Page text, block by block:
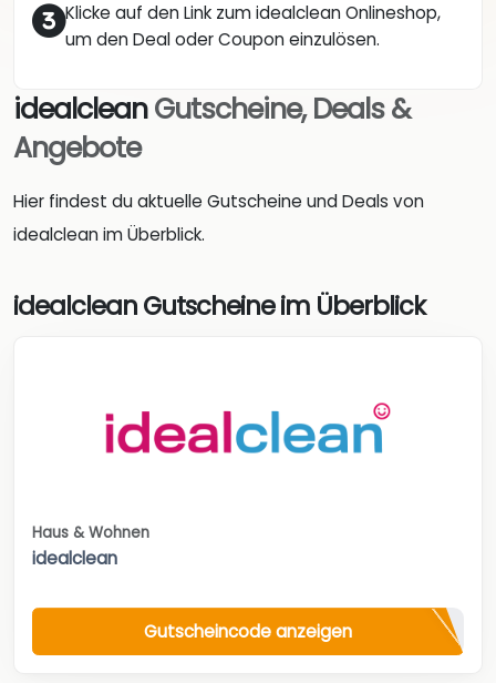
Klicke auf den Link zum idealclean Onlineshop,
um den Deal oder Coupon einzulösen.
idealcleanGutscheine, Deals &
Angebote
Hier findest du aktuelle Gutscheine und Deals von
idealclean im Überblick.
idealclean Gutscheine im Überblick
Haus & Wohnen
idealclean
Gutscheincode anzeigen